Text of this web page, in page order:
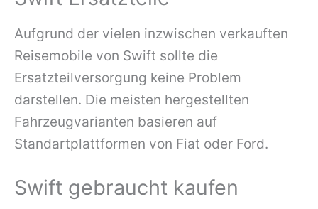
Aufgrund der vielen inzwischen verkauften
Reisemobile von Swift sollte die
Ersatzteilversorgung keine Problem
darstellen. Die meisten hergestellten
Fahrzeugvarianten basieren auf
Standartplattformen von Fiat oder Ford.
Swift gebraucht kaufen